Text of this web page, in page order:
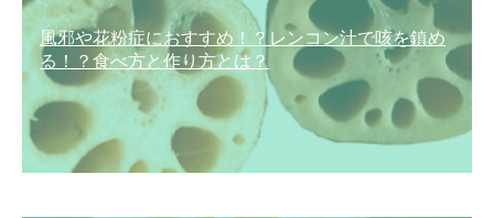
風邪や花粉症におすすめ！？レンコン汁で咳を鎮め
る！？食べ方と作り方とは？